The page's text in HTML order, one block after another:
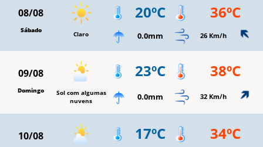
08/08
Sábado Claro
20ºC 36ºC
0.0mm 26 Km/h
09/08
Domingo
Sol com algumas
nuvens
23ºC 38ºC
0.0mm 32 Km/h
10/08 17ºC 34ºC